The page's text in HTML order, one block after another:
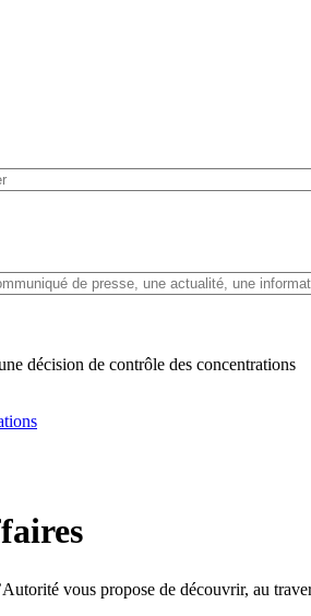
décision de contrôle des concentrations
vous propose de découvrir, au